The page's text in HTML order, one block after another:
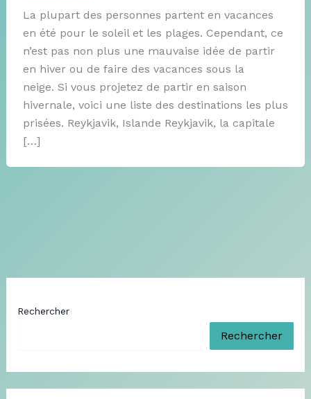
La plupart des personnes partent en vacances
en été pour le soleil et les plages. Cependant, ce
n’est pas non plus une mauvaise idée de partir
en hiver ou de faire des vacances sous la
neige. Si vous projetez de partir en saison
hivernale, voici une liste des destinations les plus
prisées. Reykjavik, Islande Reykjavik, la capitale
[…]
Rechercher
Rechercher